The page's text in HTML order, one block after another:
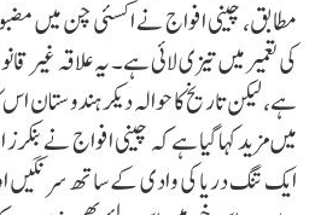
مطابق، چینی افواج نے اکسئی چن میں
کی تعمیر میں تیزی لائی ہے۔ یہ علاقہ غیر
ہے، لیکن تاریخ کا حوالہ دیکرہندوستان
میں مزید کہا گیا ہے کہ چینی افواج نے
ایک تنگ دریا کی وادی کے ساتھ سرنگیں